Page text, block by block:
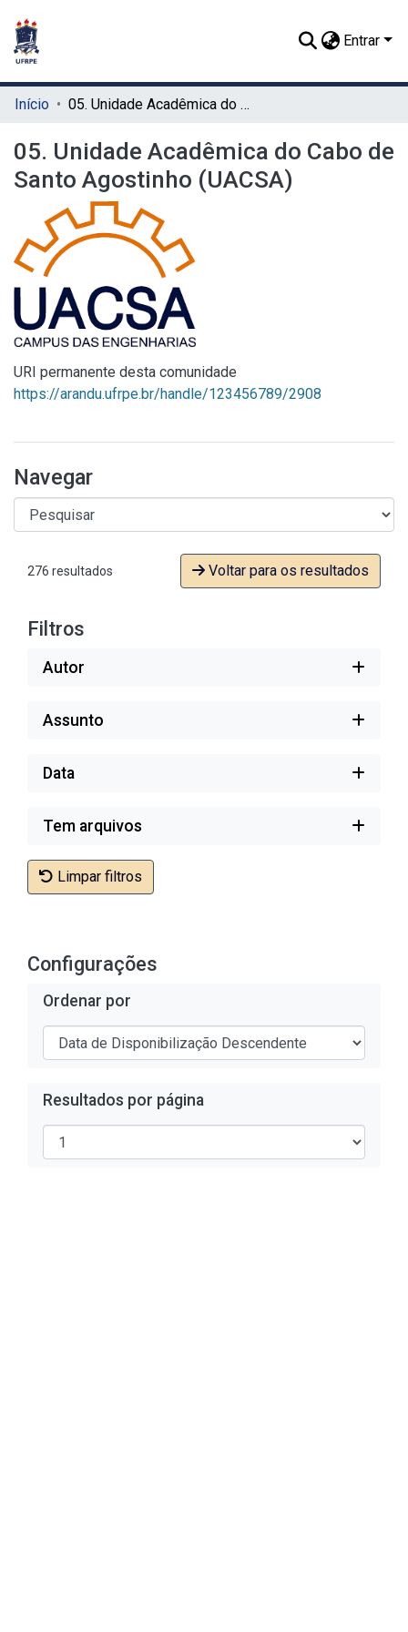
Entrar
Início 05. Unidade Acadêmica do Cabo de Santo Agostinho (UACSA)
05. Unidade Acadêmica do Cabo de
Santo Agostinho (UACSA)
URI permanente desta comunidade
https://arandu.ufrpe.br/handle/123456789/2908
Navegar
276 resultados Voltar para os resultados
Filtros
Autor
Assunto
Data
Tem arquivos
Limpar filtros
Configurações
Ordenar por
Resultados por página